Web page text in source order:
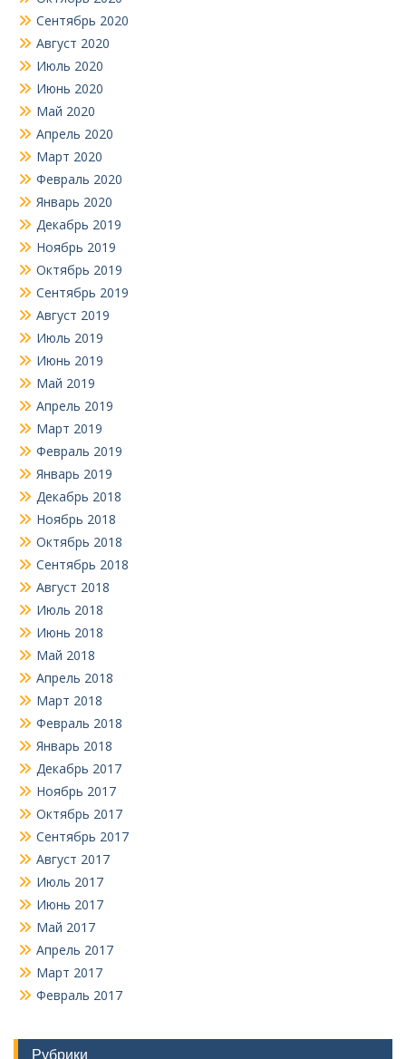
Сентябрь 2020
Август 2020
Июль 2020
Июнь 2020
Май 2020
Апрель 2020
Март 2020
Февраль 2020
Январь 2020
Декабрь 2019
Ноябрь 2019
Октябрь 2019
Сентябрь 2019
Август 2019
Июль 2019
Июнь 2019
Май 2019
Апрель 2019
Март 2019
Февраль 2019
Январь 2019
Декабрь 2018
Ноябрь 2018
Октябрь 2018
Сентябрь 2018
Август 2018
Июль 2018
Июнь 2018
Май 2018
Апрель 2018
Март 2018
Февраль 2018
Январь 2018
Декабрь 2017
Ноябрь 2017
Октябрь 2017
Сентябрь 2017
Август 2017
Июль 2017
Июнь 2017
Май 2017
Апрель 2017
Март 2017
Февраль 2017
Рубрики